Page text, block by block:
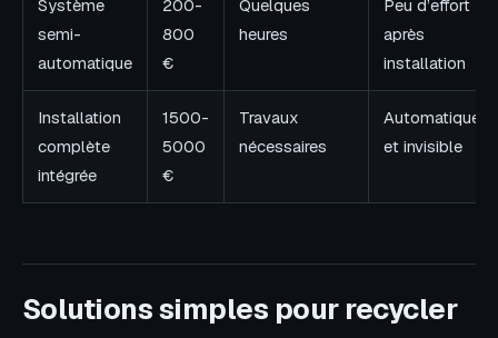
Système
semi-
automatique
200-
800
€
Quelques
heures
Peu d’effort
après
installation
Installation
complète
intégrée
1500-
5000
€
Travaux
nécessaires
Automatique
et invisible
Solutions simples pour recycler